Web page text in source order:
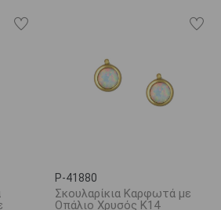
P-41880
Σκουλαρίκια Καρφωτά με
Οπάλιο Χρυσός Κ14